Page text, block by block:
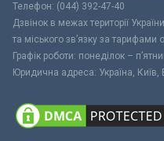
Телефон: (044) 392-47-40
Дзвінок в межах території
та міського зв’язку за тарифами
Графік роботи: понеділок –
Юридична адреса: Україна,